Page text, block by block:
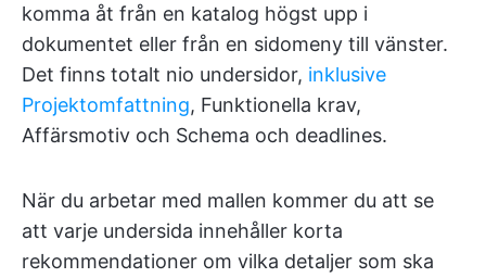
komma åt från en katalog högst upp i
dokumentet eller från en sidomeny till vänster.
Det finns totalt nio undersidor, inklusive
Projektomfattning, Funktionella krav,
Affärsmotiv och Schema och deadlines.
När du arbetar med mallen kommer du att se
att varje undersida innehåller korta
rekommendationer om vilka detaljer som ska